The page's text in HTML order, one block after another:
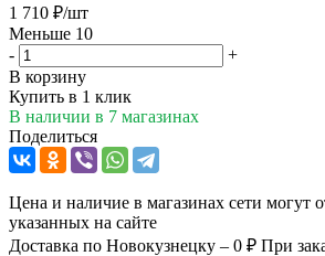
1 710 ₽/шт
Меньше 10
-
+
В корзину
Купить в 1 клик
В наличии в 7 магазинах
Поделиться
Цена и наличие в магазинах сети могут
указанных на сайте
Доставка по Новокузнецку – 0 ₽ При